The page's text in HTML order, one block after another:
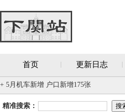
首页 更新日志
+ 5月机车新增 户口新增175张
精准搜索：